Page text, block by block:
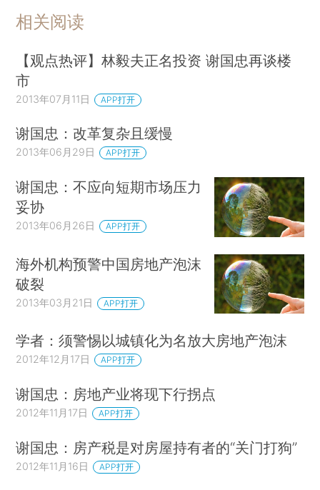
相关阅读
【观点热评】林毅夫正名投资 谢国忠再谈楼
市
2013年07月11日 APP打开
谢国忠：改革复杂且缓慢
2013年06月29日 APP打开
谢国忠：不应向短期市场压力
妥协
2013年06月26日 APP打开
海外机构预警中国房地产泡沫
破裂
2013年03月21日 APP打开
学者：须警惕以城镇化为名放大房地产泡沫
2012年12月17日 APP打开
谢国忠：房地产业将现下行拐点
2012年11月17日 APP打开
谢国忠：房产税是对房屋持有者的“关门打狗”
2012年11月16日 APP打开